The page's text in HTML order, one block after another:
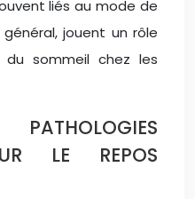
liés au mode de
jouent un rôle
sommeil chez les
LE REPOS